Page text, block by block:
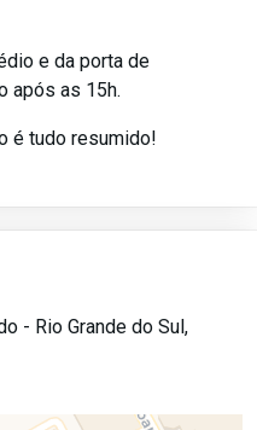
e da porta de
após as 15h.
é tudo resumido!
- Rio Grande do Sul,